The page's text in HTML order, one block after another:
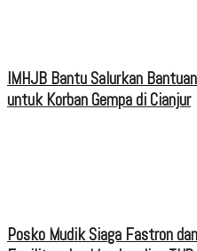
IMHJB Bantu Salurkan
untuk Korban Gempa di Cianjur
Posko Mudik Siaga Fastron